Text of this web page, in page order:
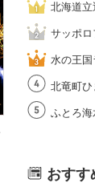
北海道
サッポロ
水の王国
北竜町ひ
ふとろ海
おすす